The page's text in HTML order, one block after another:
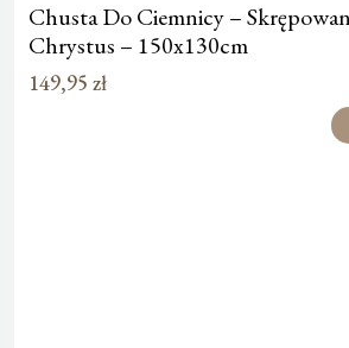
Chusta Do Ciemnicy –
Chrystus – 150x130cm
149,95 zł